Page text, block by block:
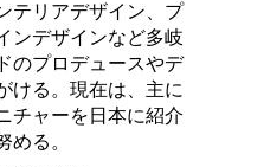
テリアデザイン、プ
ンデザインなど多岐
のプロデュースやデ
ける。現在は、主に
チャーを日本に紹介
める。